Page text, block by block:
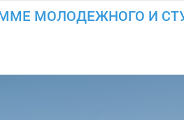
МОЛОДЕЖНОГО И